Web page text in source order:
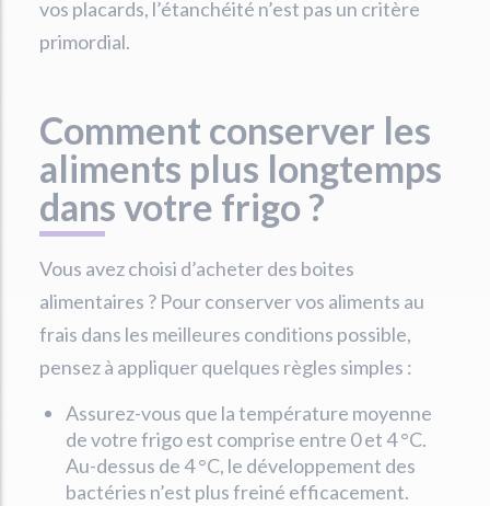
vos placards, l’étanchéité n’est pas un critère
primordial.
Comment conserver les
aliments plus longtemps
dans votre frigo ?
Vous avez choisi d’acheter des boites
alimentaires ? Pour conserver vos aliments au
frais dans les meilleures conditions possible,
pensez à appliquer quelques règles simples :
Assurez-vous que la température moyenne
de votre frigo est comprise entre 0 et 4 °C.
Au-dessus de 4 °C, le développement des
bactéries n’est plus freiné efficacement.